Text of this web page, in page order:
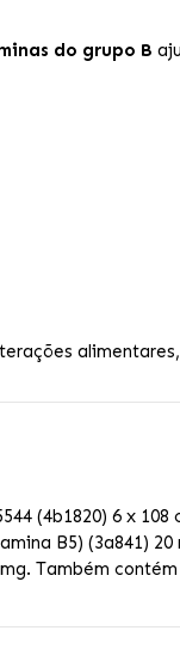
do grupo B
(4b1820) 6 x
B5) (3a841)
Também